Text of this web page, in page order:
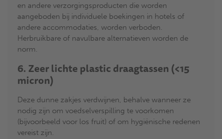
en andere verzorgingsproducten die worden
aangeboden bij individuele boekingen in hotels of
andere accommodaties, worden verboden.
Herbruikbare of navulbare alternatieven worden de
norm.
6. Zeer lichte plastic draagtassen (<15
micron)
Deze dunne zakjes verdwijnen, behalve wanneer ze
nodig zijn om voedselverspilling te voorkomen
(bijvoorbeeld voor los fruit) of om hygiënische redenen
vereist zijn.